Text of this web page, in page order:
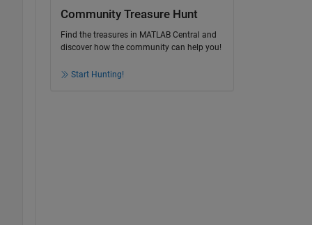
Community Treasure Hunt
Find the treasures in MATLAB Central and
discover how the community can help you!
Start Hunting!